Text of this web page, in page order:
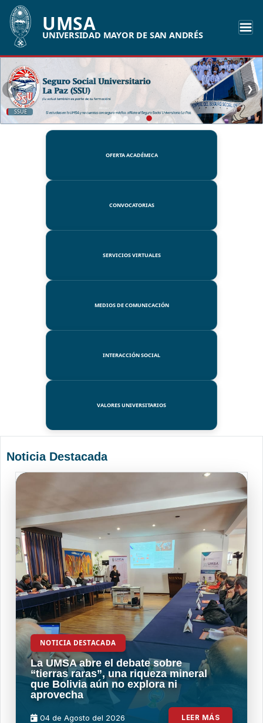
UMSA
UNIVERSIDAD MAYOR DE SAN ANDRÉS
SSUE
❮ ❯
OFERTA ACADÉMICA
CONVOCATORIAS
SERVICIOS VIRTUALES
MEDIOS DE COMUNICACIÓN
INTERACCIÓN SOCIAL
VALORES UNIVERSITARIOS
Noticia Destacada
NOTICIA DESTACADA
La UMSA abre el debate sobre
“tierras raras”, una riqueza mineral
que Bolivia aún no explora ni
aprovecha
04 de Agosto del 2026 LEER MÁS